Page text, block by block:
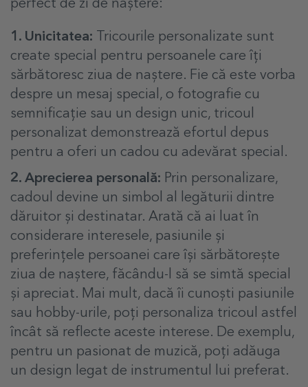
perfect de zi de naștere:
1. Unicitatea: Tricourile personalizate sunt
create special pentru persoanele care îți
sărbătoresc ziua de naștere. Fie că este vorba
despre un mesaj special, o fotografie cu
semnificație sau un design unic, tricoul
personalizat demonstrează efortul depus
pentru a oferi un cadou cu adevărat special.
2. Aprecierea personală: Prin personalizare,
cadoul devine un simbol al legăturii dintre
dăruitor și destinatar. Arată că ai luat în
considerare interesele, pasiunile și
preferințele persoanei care își sărbătorește
ziua de naștere, făcându-l să se simtă special
și apreciat. Mai mult, dacă îi cunoști pasiunile
sau hobby-urile, poți personaliza tricoul astfel
încât să reflecte aceste interese. De exemplu,
pentru un pasionat de muzică, poți adăuga
un design legat de instrumentul lui preferat.